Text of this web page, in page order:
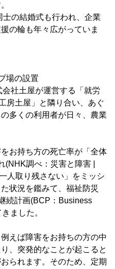
の結婚式も行われ、企業
の輪も年々広がっていま
場の設置
社土屋が運営する「就労
土屋」と隣り合い、あぐ
多くの利用者が日々、農業
お持ち方の死亡率が「全体
調べ：災害と障害 |
人取り残さない」をミッシ
状況を鑑みて、福祉防災
続計画(BCP：Business
ました。
えば障害をお持ちの方の中
、突発的なことが起こると
られます。そのため、定期